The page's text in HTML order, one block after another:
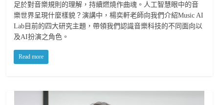
足於對音樂規則的理解，持續燃燒作曲魂。人工智慧眼中的音
樂世界呈現什麼樣貌？演講中，楊奕軒老師向我們介紹Music AI
Lab目前的四大研究主題，帶領我們認識音樂科技的不同面向以
及AI扮演之角色。
Read more